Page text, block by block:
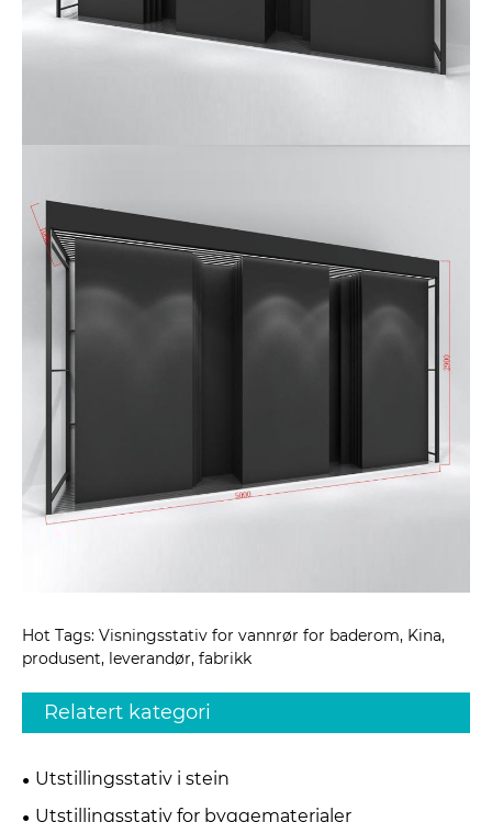
Hot Tags: Visningsstativ for vannrør for baderom, Kina,
produsent, leverandør, fabrikk
Relatert kategori
Utstillingsstativ i stein
Utstillingsstativ for byggematerialer